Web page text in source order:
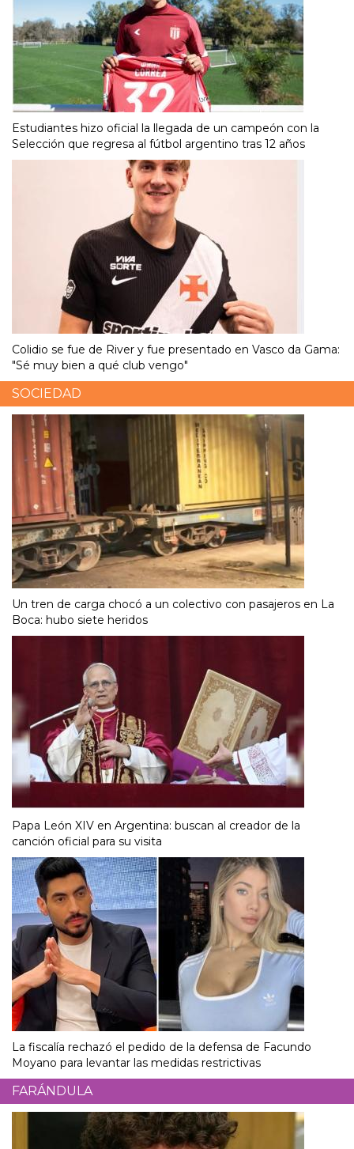
Estudiantes hizo oficial la llegada de un campeón con la
Selección que regresa al fútbol argentino tras 12 años
Colidio se fue de River y fue presentado en Vasco da Gama:
"Sé muy bien a qué club vengo"
SOCIEDAD
Un tren de carga chocó a un colectivo con pasajeros en La
Boca: hubo siete heridos
Papa León XIV en Argentina: buscan al creador de la
canción oficial para su visita
La fiscalía rechazó el pedido de la defensa de Facundo
Moyano para levantar las medidas restrictivas
FARÁNDULA